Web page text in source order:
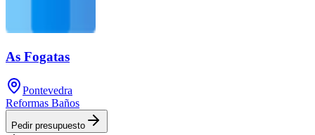
As Fogatas
Pontevedra
Reformas Baños
Pedir presupuesto